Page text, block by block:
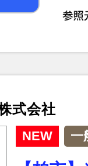
式会社
NEW 一